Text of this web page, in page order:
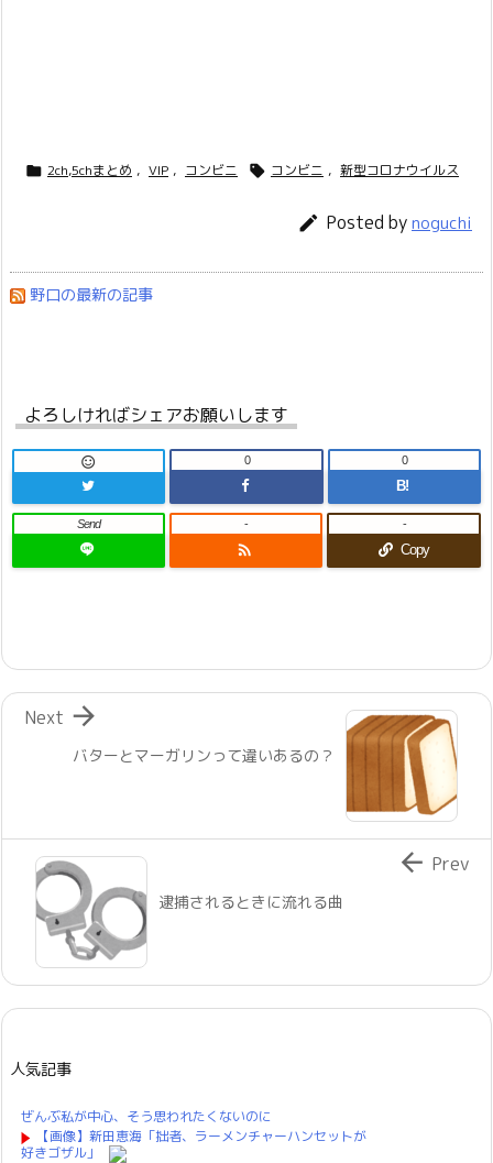
 2ch,5chまとめ , VIP , コンビニ  コンビニ , 新型コロナウイルス
 Posted bynoguchi
野口の最新の記事
よろしければシェアお願いします
 0
B!
0
Send

-
Copy
-
バターとマーガリンって違いあるの？

Next
逮捕されるときに流れる曲
 Prev
人気記事
ぜんぶ私が中心、そう思われたくないのに
【画像】新田恵海「拙者、ラーメンチャーハンセットが
好きゴザル」